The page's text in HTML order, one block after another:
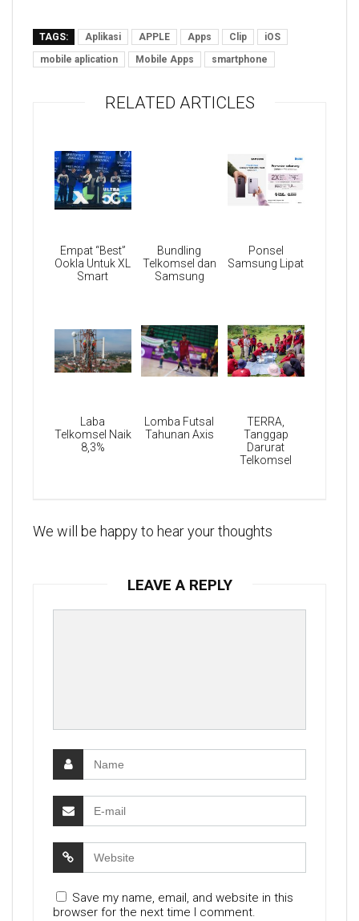
TAGS: Aplikasi APPLE Apps Clip
iOS
mobile aplication
Mobile Apps smartphone
RELATED ARTICLES
Empat “Best”
Ookla Untuk XL
Smart
Bundling
Telkomsel dan
Samsung
Ponsel
Samsung Lipat
Laba
Telkomsel Naik
8,3%
Lomba Futsal
Tahunan Axis
TERRA,
Tanggap
Darurat
Telkomsel
We will be happy to hear your thoughts
LEAVE A REPLY
Save my name, email, and website in this
browser for the next time I comment.